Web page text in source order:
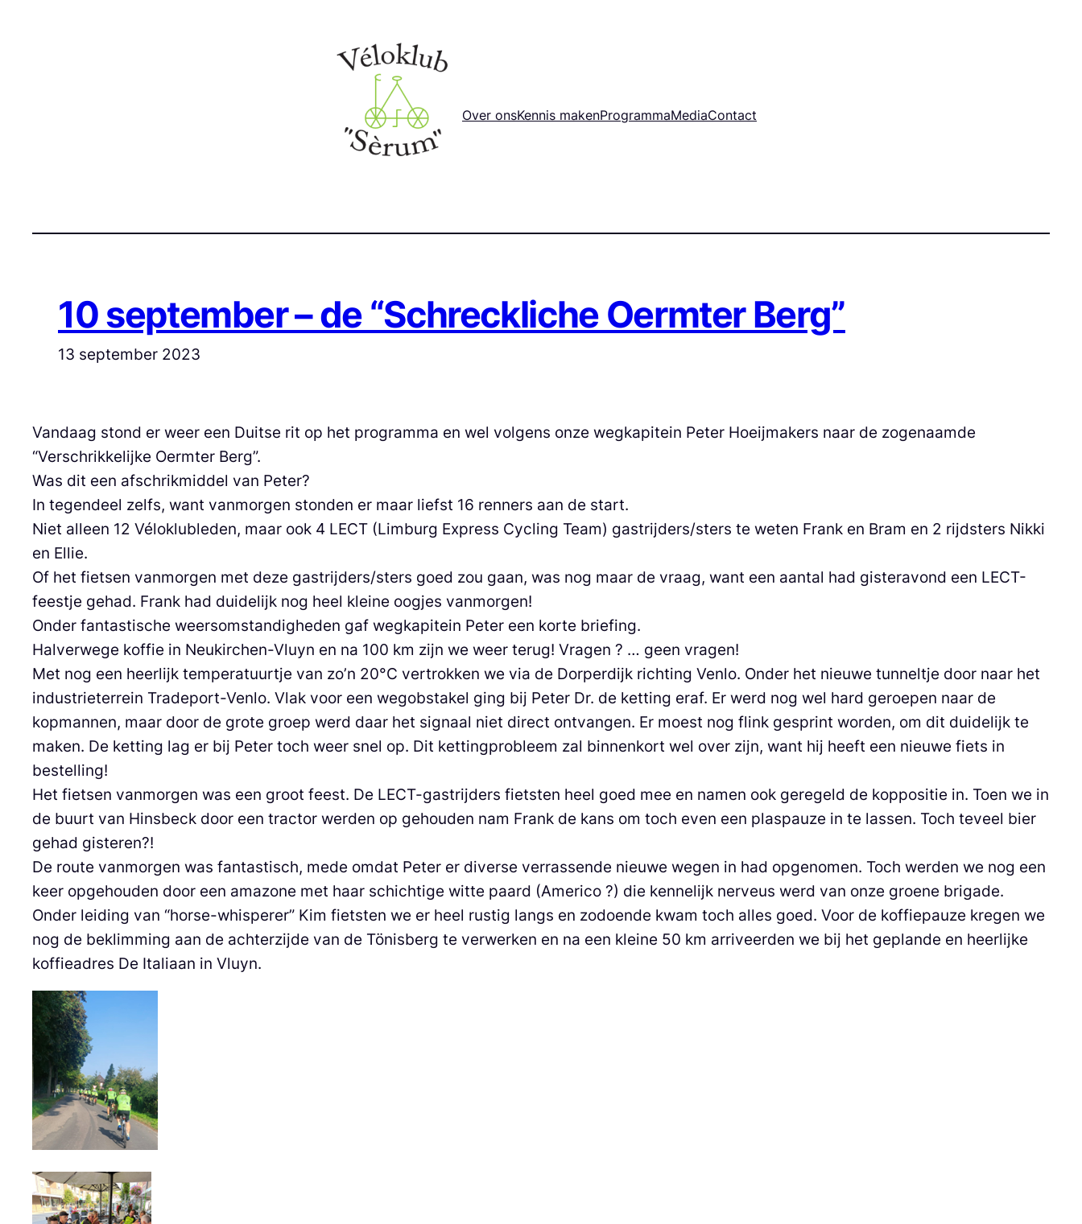
Over onsKennis makenProgrammaMediaContact
10 september – de “Schreckliche Oermter Berg”
13 september 2023
Vandaag stond er weer een Duitse rit op het programma en wel volgens onze wegkapitein Peter Hoeijmakers naar de zogenaamde
“Verschrikkelijke Oermter Berg”.
Was dit een afschrikmiddel van Peter?
In tegendeel zelfs, want vanmorgen stonden er maar liefst 16 renners aan de start.
Niet alleen 12 Véloklubleden, maar ook 4 LECT (Limburg Express Cycling Team) gastrijders/sters te weten Frank en Bram en 2 rijdsters Nikki
en Ellie.
Of het fietsen vanmorgen met deze gastrijders/sters goed zou gaan, was nog maar de vraag, want een aantal had gisteravond een LECT-
feestje gehad. Frank had duidelijk nog heel kleine oogjes vanmorgen!
Onder fantastische weersomstandigheden gaf wegkapitein Peter een korte briefing.
Halverwege koffie in Neukirchen-Vluyn en na 100 km zijn we weer terug! Vragen ? … geen vragen!
Met nog een heerlijk temperatuurtje van zo’n 20°C vertrokken we via de Dorperdijk richting Venlo. Onder het nieuwe tunneltje door naar het
industrieterrein Tradeport-Venlo. Vlak voor een wegobstakel ging bij Peter Dr. de ketting eraf. Er werd nog wel hard geroepen naar de
kopmannen, maar door de grote groep werd daar het signaal niet direct ontvangen. Er moest nog flink gesprint worden, om dit duidelijk te
maken. De ketting lag er bij Peter toch weer snel op. Dit kettingprobleem zal binnenkort wel over zijn, want hij heeft een nieuwe fiets in
bestelling!
Het fietsen vanmorgen was een groot feest. De LECT-gastrijders fietsten heel goed mee en namen ook geregeld de koppositie in. Toen we in
de buurt van Hinsbeck door een tractor werden op gehouden nam Frank de kans om toch even een plaspauze in te lassen. Toch teveel bier
gehad gisteren?!
De route vanmorgen was fantastisch, mede omdat Peter er diverse verrassende nieuwe wegen in had opgenomen. Toch werden we nog een
keer opgehouden door een amazone met haar schichtige witte paard (Americo ?) die kennelijk nerveus werd van onze groene brigade.
Onder leiding van “horse-whisperer” Kim fietsten we er heel rustig langs en zodoende kwam toch alles goed. Voor de koffiepauze kregen we
nog de beklimming aan de achterzijde van de Tönisberg te verwerken en na een kleine 50 km arriveerden we bij het geplande en heerlijke
koffieadres De Italiaan in Vluyn.